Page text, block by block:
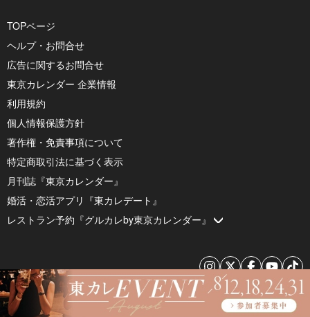
TOPページ
ヘルプ・お問合せ
広告に関するお問合せ
東京カレンダー 企業情報
利用規約
個人情報保護方針
著作権・免責事項について
特定商取引法に基づく表示
月刊誌『東京カレンダー』
婚活・恋活アプリ『東カレデート』
レストラン予約『グルカレby東京カレンダー』
© 2026 by Tokyo Calendar, Inc.